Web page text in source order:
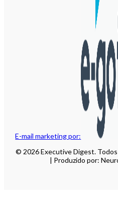
E-mail marketing por:
© 2026 Executive Digest.
| Produzido por: